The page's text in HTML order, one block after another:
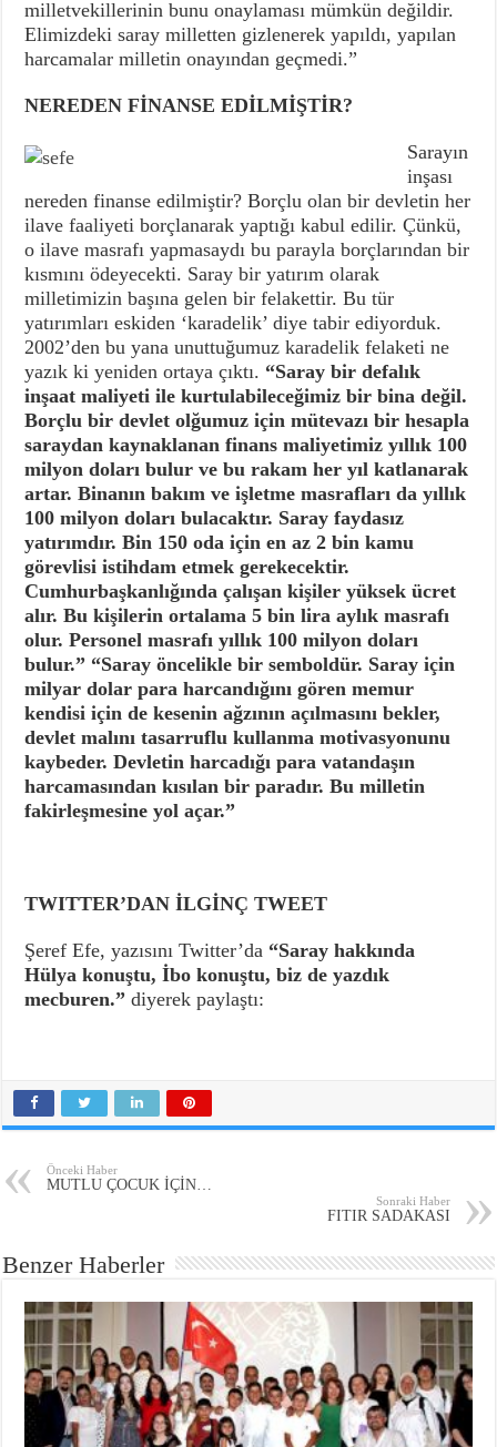
milletvekillerinin bunu onaylaması mümkün değildir.
Elimizdeki saray milletten gizlenerek yapıldı, yapılan
harcamalar milletin onayından geçmedi.”
NEREDEN FİNANSE EDİLMİŞTİR?
Sarayın
inşası
nereden finanse edilmiştir? Borçlu olan bir devletin her
ilave faaliyeti borçlanarak yaptığı kabul edilir. Çünkü,
o ilave masrafı yapmasaydı bu parayla borçlarından bir
kısmını ödeyecekti. Saray bir yatırım olarak
milletimizin başına gelen bir felakettir. Bu tür
yatırımları eskiden ‘karadelik’ diye tabir ediyorduk.
2002’den bu yana unuttuğumuz karadelik felaketi ne
yazık ki yeniden ortaya çıktı. “Saray bir defalık
inşaat maliyeti ile kurtulabileceğimiz bir bina değil.
Borçlu bir devlet olğumuz için mütevazı bir hesapla
saraydan kaynaklanan finans maliyetimiz yıllık 100
milyon doları bulur ve bu rakam her yıl katlanarak
artar. Binanın bakım ve işletme masrafları da yıllık
100 milyon doları bulacaktır. Saray faydasız
yatırımdır. Bin 150 oda için en az 2 bin kamu
görevlisi istihdam etmek gerekecektir.
Cumhurbaşkanlığında çalışan kişiler yüksek ücret
alır. Bu kişilerin ortalama 5 bin lira aylık masrafı
olur. Personel masrafı yıllık 100 milyon doları
bulur.” “Saray öncelikle bir semboldür. Saray için
milyar dolar para harcandığını gören memur
kendisi için de kesenin ağzının açılmasını bekler,
devlet malını tasarruflu kullanma motivasyonunu
kaybeder. Devletin harcadığı para vatandaşın
harcamasından kısılan bir paradır. Bu milletin
fakirleşmesine yol açar.”
TWITTER’DAN İLGİNÇ TWEET
Şeref Efe, yazısını Twitter’da “Saray hakkında
Hülya konuştu, İbo konuştu, biz de yazdık
mecburen.” diyerek paylaştı:
Önceki Haber
MUTLU ÇOCUK İÇİN…
Sonraki Haber
FITIR SADAKASI
Benzer Haberler